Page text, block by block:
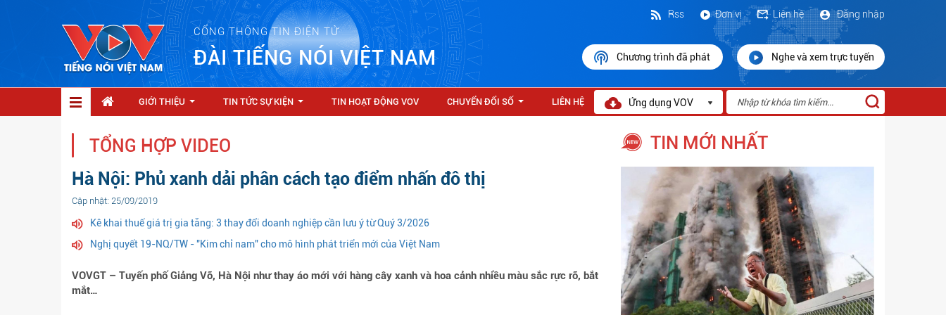
CỔNG THÔNG TIN ĐIỆN TỬ
ĐÀI TIẾNG NÓI VIỆT NAM
Đăng nhập
Liên hệ
Đơn vị
Rss
Chương trình đã phát Nghe và xem trực tuyến
GIỚI THIỆU TIN TỨC SỰ KIỆN TIN HOẠT ĐỘNG VOV CHUYỂN ĐỔI SỐ LIÊN HỆ Ứng dụng VOV
TỔNG HỢP VIDEO
Hà Nội: Phủ xanh dải phân cách tạo điểm nhấn đô thị
Cập nhật: 25/09/2019
Kê khai thuế giá trị gia tăng: 3 thay đổi doanh nghiệp cần lưu ý từ Quý 3/2026
Nghị quyết 19-NQ/TW - "Kim chỉ nam" cho mô hình phát triển mới của Việt Nam
VOVGT – Tuyến phố Giảng Võ, Hà Nội như thay áo mới với hàng cây xanh và hoa cảnh nhiều màu sắc rực rỡ, bắt
mắt…
TIN MỚI NHẤT